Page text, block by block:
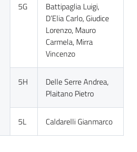
5G
Battipaglia Luigi,
D’Elia Carlo, Giudice
Lorenzo, Mauro
Carmela, Mirra
Vincenzo
5H
Delle Serre Andrea,
Plaitano Pietro
5L Caldarelli Gianmarco